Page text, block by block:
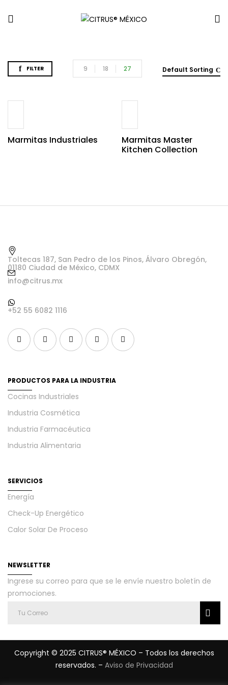
FILTER Default Sorting
9 18 27
Marmitas Industriales
Marmitas Master
Kitchen Collection
Toltecas 187, San Pedro de los Pinos, Álvaro Obregón,
01180 Ciudad de México, CDMX
info@citrus.mx
+52 55 6082 1116
PRODUCTOS PARA LA INDUSTRIA
Cocinas Industriales
Industria Cosmética
Industria Farmacéutica
Industria Alimentaria
SERVICIOS
Energía
Check-Up Energético
Calor Solar De Proceso
NEWSLETTER
Ingrese su correo para que se le envíe nuestro boletín de
promociones.
Copyright © 2025 CITRUS® MÉXICO – Todos los derechos
reservados. – Aviso de Privacidad